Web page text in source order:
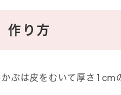
作り方
ぶは皮をむいて厚さ1cm